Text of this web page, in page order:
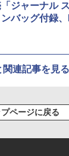
ジャーナル
バッグ付録
関連記事を見る
プページに戻る